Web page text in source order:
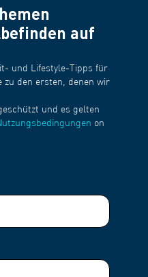
auf
und Lifestyle-Tipps für
zu den ersten, denen wir
und es gelten
on